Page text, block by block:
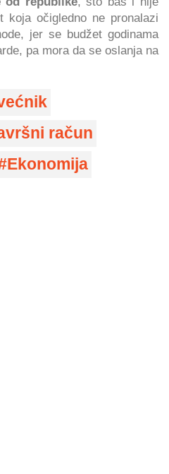
koja očigledno ne pronalazi
jer se budžet godinama
pa mora da se oslanja na
račun
Ekonomija